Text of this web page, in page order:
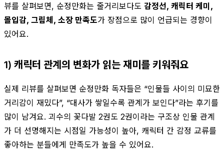
뷰를 살펴보면, 순정만화는 줄거리보다도 감정선, 캐릭터 케미,
몰입감, 그림체, 소장 만족도가 장점으로 많이 언급되는 경향이
있어요.
1) 캐릭터 관계의 변화가 읽는 재미를 키워줘요
실제 리뷰를 살펴보면 순정만화 독자들은 “인물들 사이의 미묘한
거리감이 재밌다”, “대사가 쌓일수록 관계가 보인다”라는 후기를
많이 남겨요. 괴수의 꽃다발 2권도 2권이라는 구조상 인물 관계
가 더 선명해지는 시점일 가능성이 높아, 캐릭터 간 감정 교류를
좋아하는 분들에게 만족도가 높을 수 있어요.